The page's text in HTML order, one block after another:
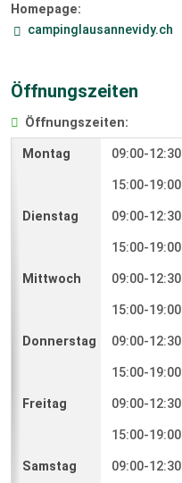
Homepage:
campinglausannevidy.ch
Öffnungszeiten
Öffnungszeiten:
09:00-12:30
15:00-19:00
09:00-12:30
15:00-19:00
09:00-12:30
15:00-19:00
09:00-12:30
15:00-19:00
09:00-12:30
15:00-19:00
09:00-12:30